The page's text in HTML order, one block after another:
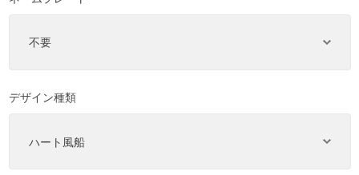
デザイン種類